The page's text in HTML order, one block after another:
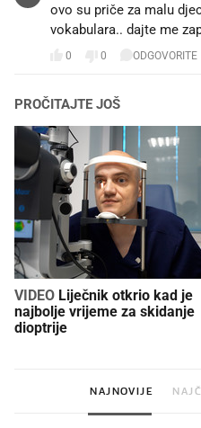
ovo su priče za malu
vokabulara.. dajte me
0 0 ODGOVORITE
PROČITAJTE JOŠ
VIDEO
najbolje vrijeme za skidanje
dioptrije
NAJNOVIJE